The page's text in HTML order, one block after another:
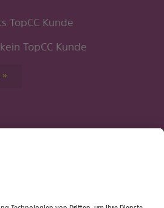
TopCC Kunde
TopCC Kunde
»
Rezeptwelt